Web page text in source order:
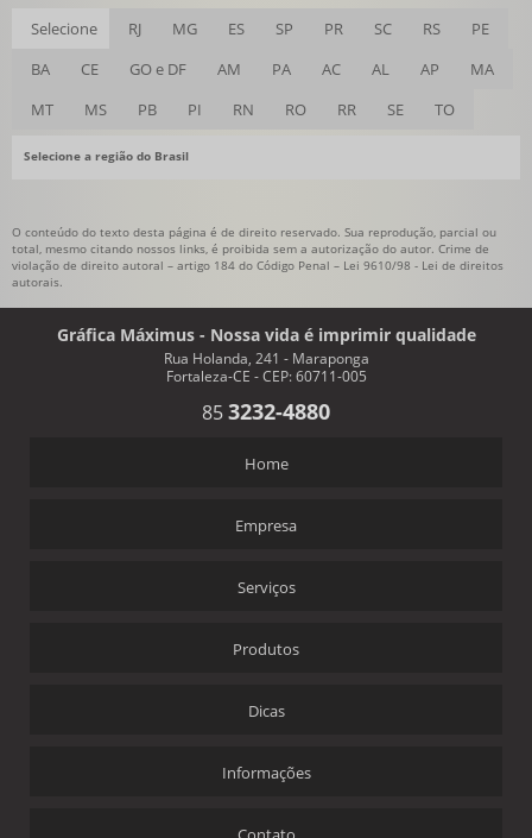
Selecione RJ MG ES SP PR SC RS
PE
BA
CE GO e DF AM PA AC AL AP
MA
MT
MS PB PI RN RO RR SE TO
Selecione a região do Brasil
O conteúdo do texto desta página é de direito reservado. Sua reprodução, parcial ou
total, mesmo citando nossos links, é proibida sem a autorização do autor. Crime de
violação de direito autoral – artigo 184 do Código Penal – Lei 9610/98 - Lei de direitos
autorais.
Gráfica Máximus - Nossa vida é imprimir qualidade
Rua Holanda, 241 - Maraponga
Fortaleza-CE - CEP: 60711-005
853232-4880
Home
Empresa
Serviços
Produtos
Dicas
Informações